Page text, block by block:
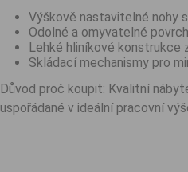
Výškově nastavitelné nohy
Odolné a omyvatelné
Lehké hliníkové konstrukce
Skládací mechanismy pro
Důvod proč koupit: Kvalitní
uspořádané v ideální pracovní